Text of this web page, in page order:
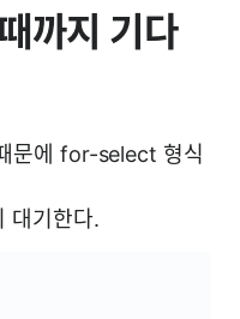
까지 기다
문에 for-select 형식
대기한다.